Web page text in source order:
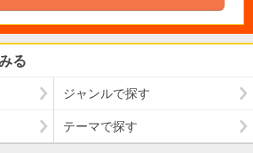
る
ジャンルで探す
テーマで探す